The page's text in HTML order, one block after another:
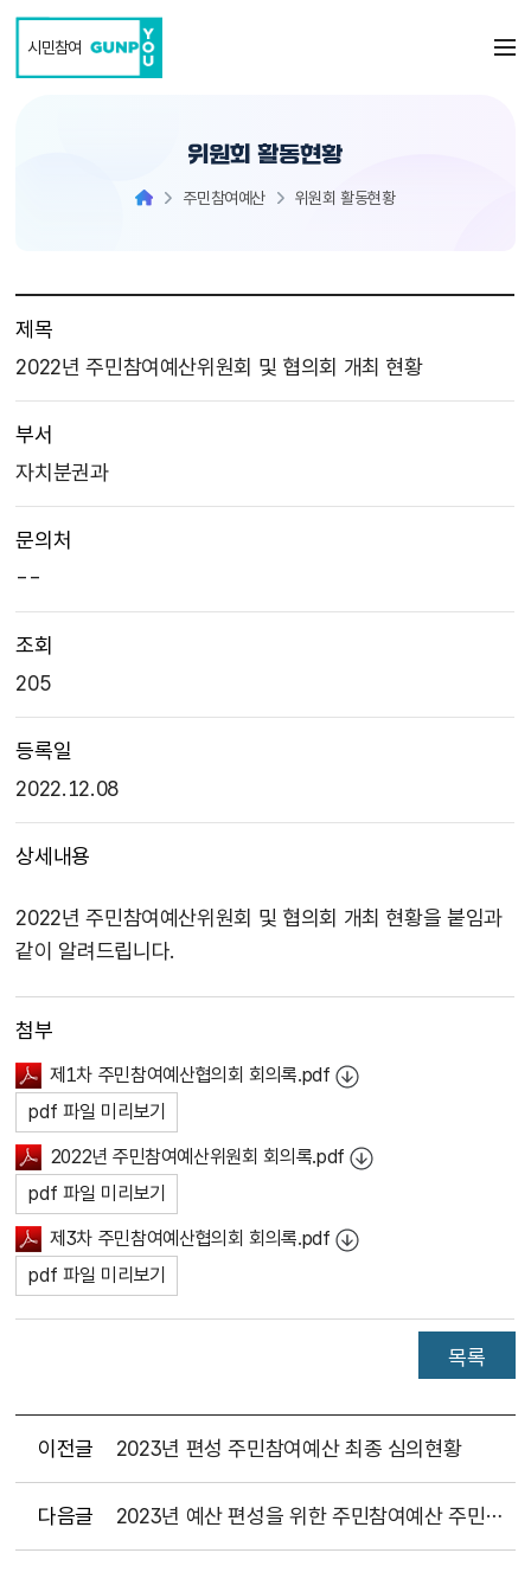
시민참여
위원회 활동현황
주민참여예산 위원회 활동현황
제목
2022년 주민참여예산위원회 및 협의회 개최 현황
부서
자치분권과
문의처
--
조회
205
등록일
2022.12.08
상세내용
2022년 주민참여예산위원회 및 협의회 개최 현황을 붙임과
같이 알려드립니다.
첨부
제1차 주민참여예산협의회 회의록.pdf
pdf 파일 미리보기
2022년 주민참여예산위원회 회의록.pdf
pdf 파일 미리보기
제3차 주민참여예산협의회 회의록.pdf
pdf 파일 미리보기
목록
이전글 2023년 편성 주민참여예산 최종 심의현황
다음글 2023년 예산 편성을 위한 주민참여예산 주민의견서